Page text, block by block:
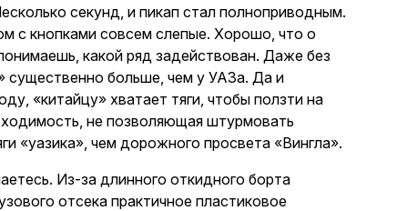
секунд, и пикап стал полноприводным.
с кнопками совсем слепые. Хорошо, что о
какой ряд задействован. Даже без
существенно больше, чем у УАЗа. Да и
«китайцу» хватает тяги, чтобы ползти на
не позволяющая штурмовать
«уазика», чем дорожного просвета «Вингла».
Из-за длинного откидного борта
отсека практичное пластиковое